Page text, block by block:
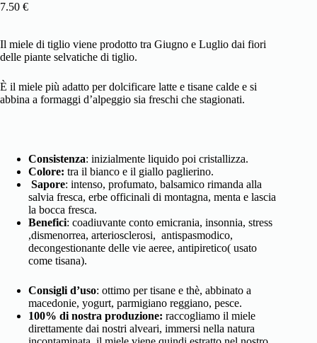
7.50 €
Il miele di tiglio viene prodotto tra Giugno e Luglio dai fiori
delle piante selvatiche di tiglio.
È il miele più adatto per dolcificare latte e tisane calde e si
abbina a formaggi d’alpeggio sia freschi che stagionati.
Consistenza: inizialmente liquido poi cristallizza.
Colore: tra il bianco e il giallo paglierino.
Sapore: intenso, profumato, balsamico rimanda alla
salvia fresca, erbe officinali di montagna, menta e lascia
la bocca fresca.
Benefici: coadiuvante conto emicrania, insonnia, stress
,dismenorrea, arteriosclerosi, antispasmodico,
decongestionante delle vie aeree, antipiretico( usato
come tisana).
Consigli d’uso: ottimo per tisane e thè, abbinato a
macedonie, yogurt, parmigiano reggiano, pesce.
100% di nostra produzione: raccogliamo il miele
direttamente dai nostri alveari, immersi nella natura